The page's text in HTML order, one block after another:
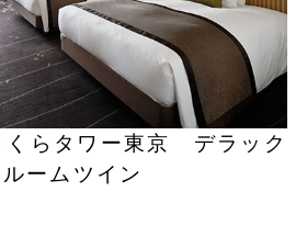
くらタワー東京 デラック
ームツイン